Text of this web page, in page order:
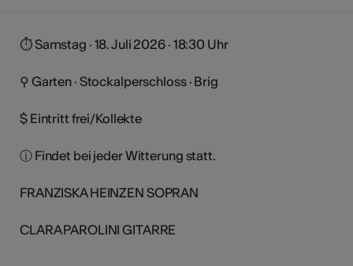
⏱︎ Samstag · 18. Juli 2026 · 18:30 Uhr
⚲ Garten · Stockalperschloss · Brig
$ Eintritt frei/Kollekte
ⓘ Findet bei jeder Witterung statt.
FRANZISKA HEINZEN SOPRAN
CLARA PAROLINI GITARRE